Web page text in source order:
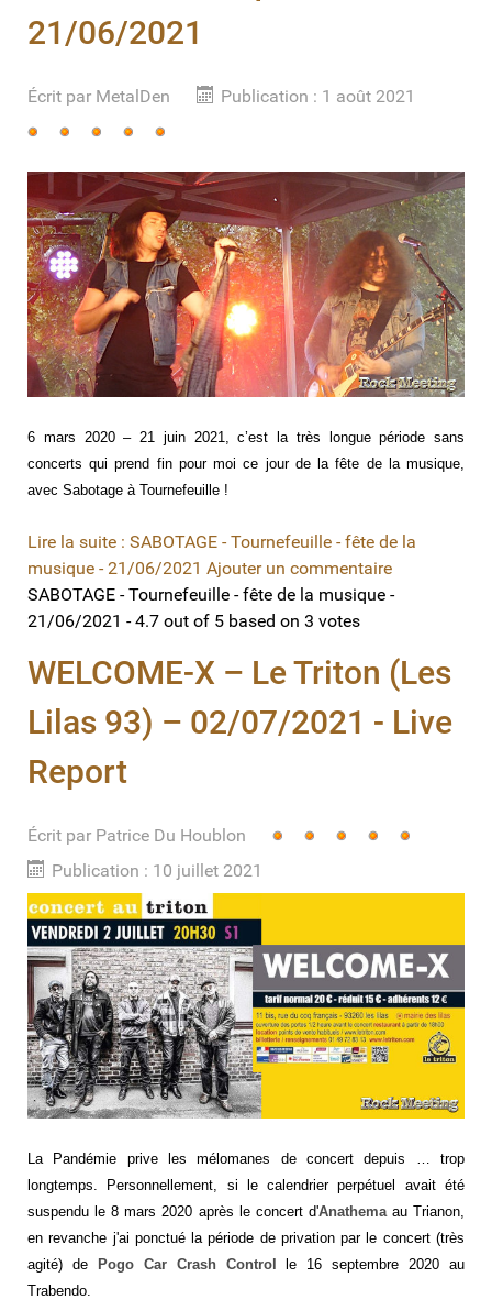
21/06/2021
Écrit par MetalDen
Publication : 1 août 2021
Vote
6 mars 2020 – 21 juin 2021, c’est la très longue période sans
concerts qui prend fin pour moi ce jour de la fête de la musique,
avec Sabotage à Tournefeuille !
Lire la suite : SABOTAGE - Tournefeuille - fête de la
musique - 21/06/2021 Ajouter un commentaire
SABOTAGE - Tournefeuille - fête de la musique -
21/06/2021 -4.7 out of 5 based on 3 votes
WELCOME-X – Le Triton (Les
Lilas 93) – 02/07/2021 - Live
Report
Écrit par Patrice Du Houblon
Publication : 10 juillet 2021
Vote
utilisateur:5
La Pandémie prive les mélomanes de concert depuis … trop
longtemps. Personnellement, si le calendrier perpétuel avait été
suspendu le 8 mars 2020 après le concert d'Anathemaau Trianon,
en revanche j'ai ponctué la période de privation par le concert (très
agité) de
Pogo Car Crash Control
le 16 septembre 2020 au
Trabendo.